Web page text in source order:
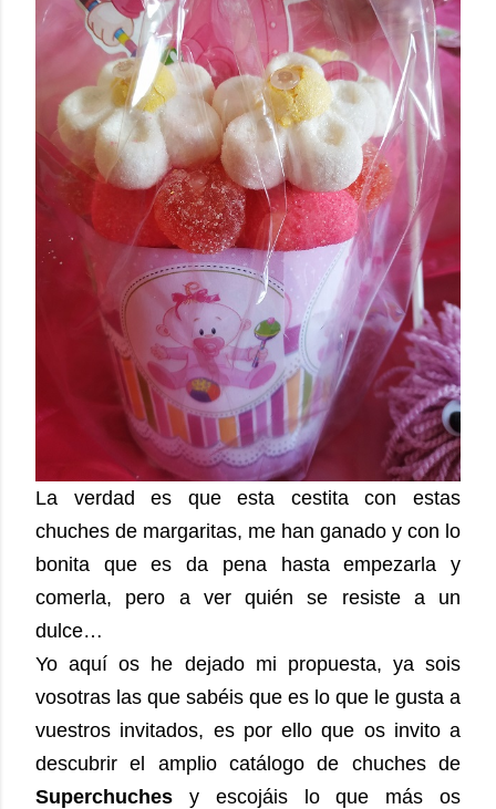
La verdad es que esta cestita con estas
chuches de margaritas, me han ganado y con lo
bonita que es da pena hasta empezarla y
comerla, pero a ver quién se resiste a un
dulce…
Yo aquí os he dejado mi propuesta, ya sois
vosotras las que sabéis que es lo que le gusta a
vuestros invitados, es por ello que os invito a
descubrir el amplio catálogo de chuches de
Superchuches y escojáis lo que más os